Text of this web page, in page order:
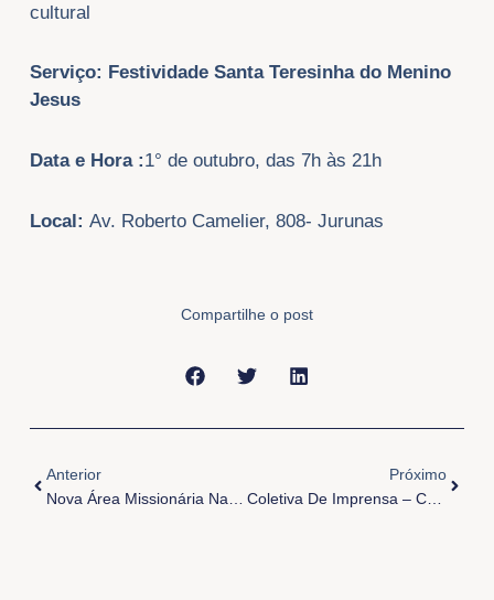
cultural
Serviço: Festividade Santa Teresinha do Menino
Jesus
Data e Hora :1° de outubro, das 7h às 21h
Local: Av. Roberto Camelier, 808- Jurunas
Compartilhe o post
Anterior
Próximo
Coletiva De Imprensa – Comunicado Papal